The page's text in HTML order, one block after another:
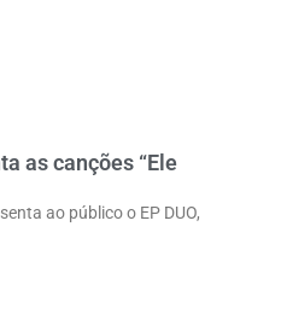
as canções “Ele
ao público o EP DUO,